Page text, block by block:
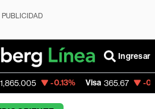
PUBLICIDAD
Ingresar
-0.13% Visa 365.67 -0.13%